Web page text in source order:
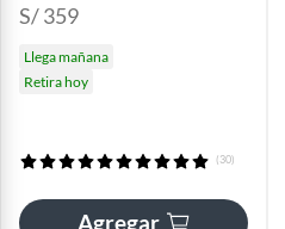
S/ 359
Llega mañana
Retira hoy
(30)
Agregar